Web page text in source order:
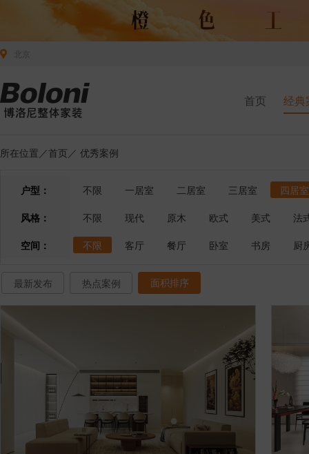
首页 经典
所在位置／首页 ／ 优秀案例
户型： 不限 一居室 二居室 三居室
四居室
风格：
不限 现代 原木 欧式 美式
法
空间：
不限 客厅 餐厅 卧室 书房 厨
最新发布 热点案例 面积排序